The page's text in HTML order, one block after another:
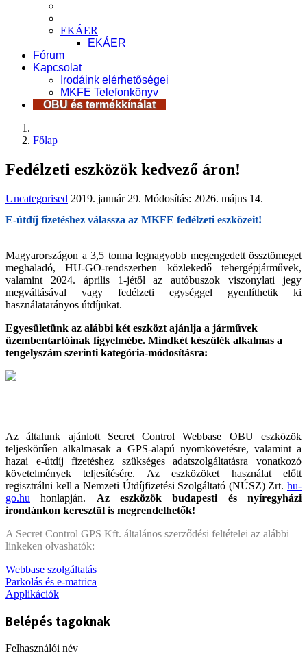
EKÁER
EKÁER
Fórum
Kapcsolat
Irodáink elérhetőségei
MKFE Telefonkönyv
OBU és termékkínálat
Főlap
Fedélzeti eszközök kedvező áron!
Uncategorised 2019. január 29. Módosítás: 2026. május 14.
E-útdíj fizetéshez válassza az MKFE fedélzeti eszközeit!
Magyarországon a 3,5 tonna legnagyobb megengedett össztömeget
meghaladó, HU-GO-rendszerben közlekedő tehergépjárművek,
valamint 2024. április 1-jétől az autóbuszok viszonylati jegy
megváltásával vagy fedélzeti egységgel gyenlíthetik ki
használatarányos útdíjukat.
Egyesületünk az alábbi két eszközt ajánlja a járművek
üzembentartóinak figyelmébe. Mindkét készülék alkalmas a
tengelyszám szerinti kategória-módosításra:
Az általunk ajánlott Secret Control Webbase OBU eszközök
teljeskörűen alkalmasak a GPS-alapú nyomkövetésre, valamint a
hazai e-útdíj fizetéshez szükséges adatszolgáltatásra vonatkozó
követelmények teljesítésére. Az eszközöket használat előtt
regisztrálni kell a Nemzeti Útdíjfizetési Szolgáltató (NÚSZ) Zrt. hu-
go.hu honlapján. Az eszközök budapesti és nyíregyházi
irondánkon keresztül is megrendelhetők!
A Secret Control GPS Kft. általános szerződési feltételei az alábbi
linkeken olvashatók:
Webbase szolgáltatás
Parkolás és e-matrica
Applikációk
Belépés tagoknak
Felhasználói név